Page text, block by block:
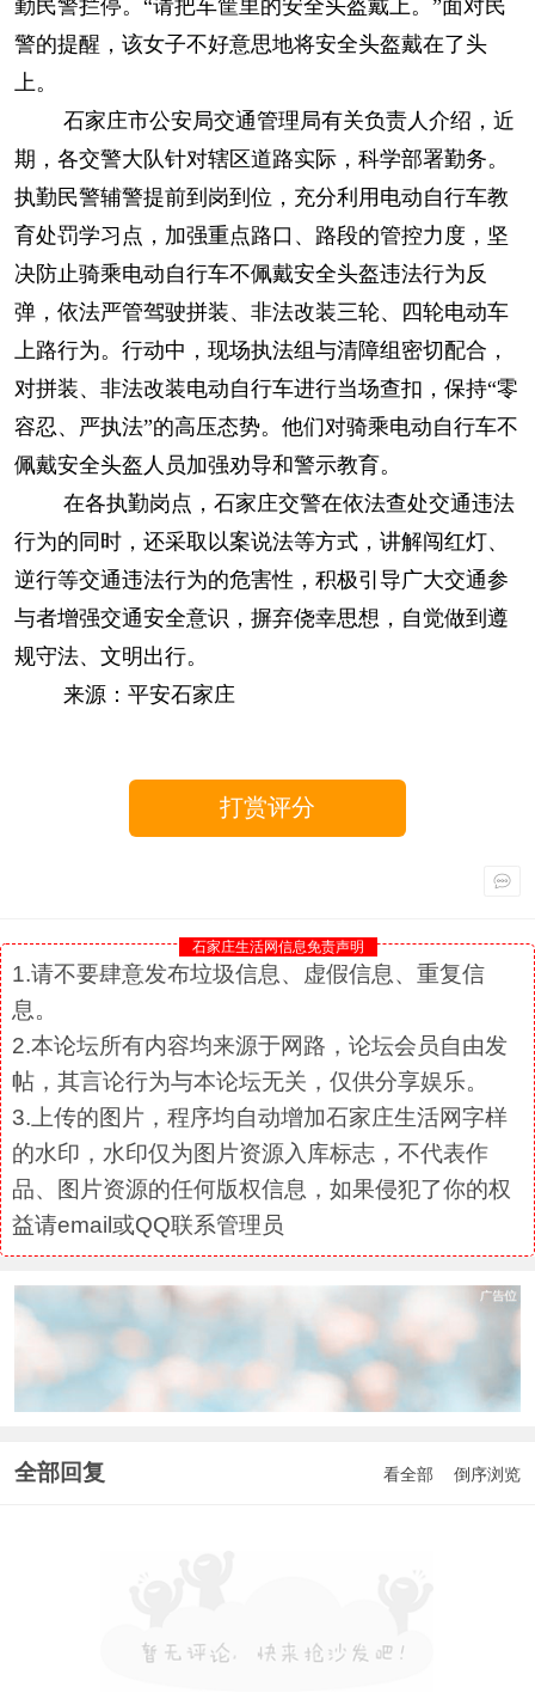
勤民警拦停。“请把车筐里的安全头盔戴上。”面对民
警的提醒，该女子不好意思地将安全头盔戴在了头
上。
石家庄市公安局交通管理局有关负责人介绍，近
期，各交警大队针对辖区道路实际，科学部署勤务。
执勤民警辅警提前到岗到位，充分利用电动自行车教
育处罚学习点，加强重点路口、路段的管控力度，坚
决防止骑乘电动自行车不佩戴安全头盔违法行为反
弹，依法严管驾驶拼装、非法改装三轮、四轮电动车
上路行为。行动中，现场执法组与清障组密切配合，
对拼装、非法改装电动自行车进行当场查扣，保持“零
容忍、严执法”的高压态势。他们对骑乘电动自行车不
佩戴安全头盔人员加强劝导和警示教育。
在各执勤岗点，石家庄交警在依法查处交通违法
行为的同时，还采取以案说法等方式，讲解闯红灯、
逆行等交通违法行为的危害性，积极引导广大交通参
与者增强交通安全意识，摒弃侥幸思想，自觉做到遵
规守法、文明出行。
来源：平安石家庄
打赏评分
石家庄生活网信息免责声明
1.请不要肆意发布垃圾信息、虚假信息、重复信
息。
2.本论坛所有内容均来源于网路，论坛会员自由发
帖，其言论行为与本论坛无关，仅供分享娱乐。
3.上传的图片，程序均自动增加石家庄生活网字样
的水印，水印仅为图片资源入库标志，不代表作
品、图片资源的任何版权信息，如果侵犯了你的权
益请email或QQ联系管理员
全部回复 看全部 倒序浏览